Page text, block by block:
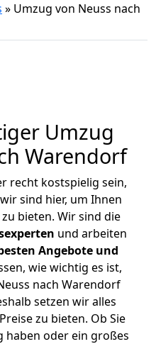
» Umzug von Neuss nach
Umzug
Warendorf
recht kostspielig sein,
sind hier, um Ihnen
zu bieten. Wir sind die
und arbeiten
Angebote und
wie wichtig es ist,
nach Warendorf
setzen wir alles
zu bieten. Ob Sie
haben oder ein großes